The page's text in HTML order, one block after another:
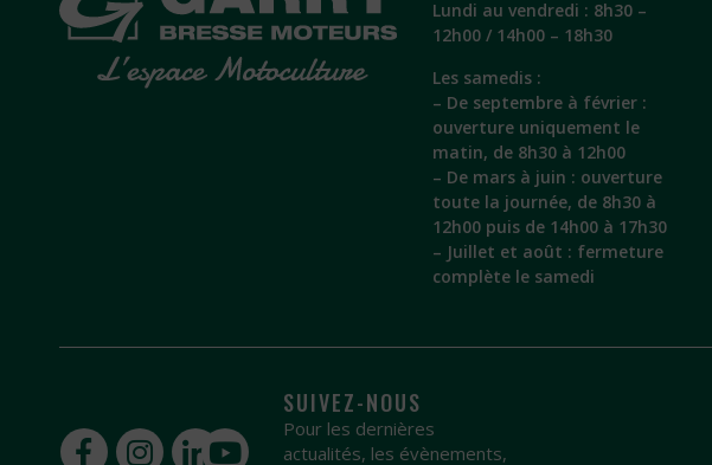
Lundi au vendredi : 8h30 –
12h00 / 14h00 – 18h30
Les samedis :
– De septembre à février :
ouverture uniquement le
matin, de 8h30 à 12h00
– De mars à juin : ouverture
toute la journée, de 8h30 à
12h00 puis de 14h00 à 17h30
– Juillet et août : fermeture
complète le samedi
SUIVEZ-NOUS
Pour les dernières
actualités, les évènements,